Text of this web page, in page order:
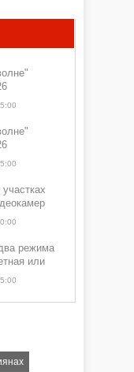
режима
или